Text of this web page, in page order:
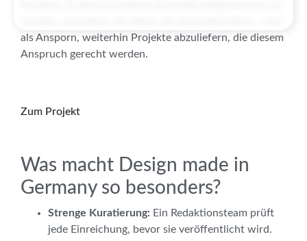
als Ansporn, weiterhin Projekte abzuliefern, die diesem
Anspruch gerecht werden.
Zum Projekt
Was macht Design made in
Germany so besonders?
Strenge Kuratierung: Ein Redaktionsteam prüft
jede Einreichung, bevor sie veröffentlicht wird.